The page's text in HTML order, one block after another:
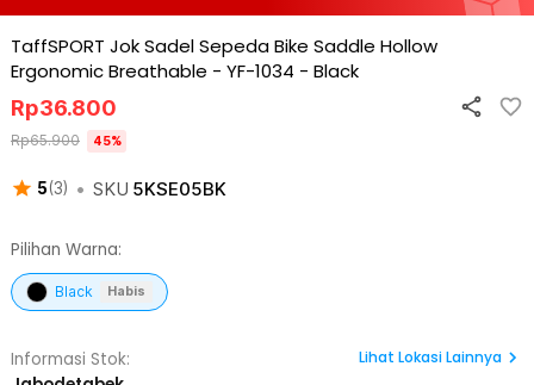
TaffSPORT Jok Sadel Sepeda Bike Saddle Hollow
Ergonomic Breathable - YF-1034 - Black
5(3) • SKU 5KSE05BK
Rp36.800
Rp65.900 45%
Pilihan Warna:
Black Habis
Informasi Stok:
Lihat Lokasi Lainnya